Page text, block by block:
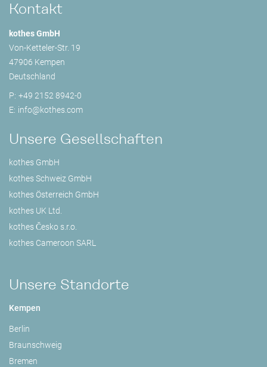
Kontakt
kothes GmbH
Von-Ketteler-Str. 19
47906 Kempen
Deutschland
P: +49 2152 8942-0
E: info@kothes.com
Unsere Gesellschaften
kothes GmbH
kothes Schweiz GmbH
kothes Österreich GmbH
kothes UK Ltd.
kothes Česko s.r.o.
kothes Cameroon SARL
Unsere Standorte
Kempen
Berlin
Braunschweig
Bremen